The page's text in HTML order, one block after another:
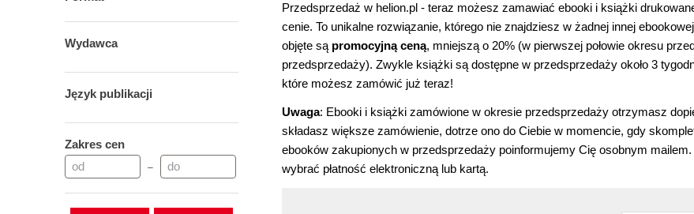
Wydawca
Język publikacji
Zakres cen
–
Przedsprzedaż w helion.pl - teraz możesz zamawiać ebooki i książki
cenie. To unikalne rozwiązanie, którego nie znajdziesz w żadnej innej
objęte są promocyjną ceną, mniejszą o 20% (w pierwszej połowie okresu
przedsprzedaży). Zwykle książki są dostępne w przedsprzedaży około 3
które możesz zamówić już teraz!
Uwaga: Ebooki i książki zamówione w okresie przedsprzedaży otrzymasz
składasz większe zamówienie, dotrze ono do Ciebie w momencie, gdy
ebooków zakupionych w przedsprzedaży poinformujemy Cię osobnym
wybrać płatność elektroniczną lub kartą.